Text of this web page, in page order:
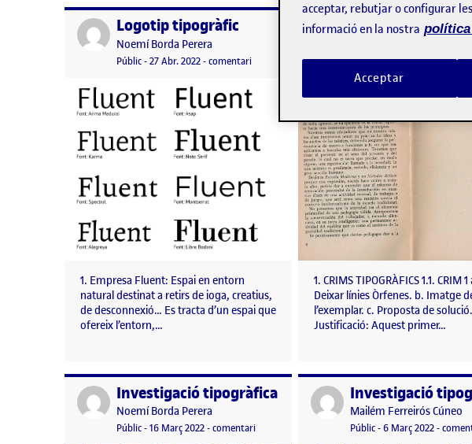
Publicat perLogotip tipogràfic
Publicat per
Noemí Borda Perera
Visibilitat:
Públic-Data de publicació
27 Abr. 20228 juny, 2022 9:38 am
-comentariel Logotip tipogràfic
1. Empresa Fluent: Espai en entorn
natural destinat a retirs de ioga, creatius,
de desconnexió… Es tracta d’un espai que
ofereix l’entorn,…
Publicat per
Visibilitat:
Públic-Data de publicació
12 Abr. 20228 juny,
-
1. CRIMS TIPOGRÀFICS 1.1. CRIM
Deixar línies Òrfenes. b. Imatge
l’exemplar. c. Proposta de
Justificació: Aquest primer…
Publicat perInvestigació tipogràfica
Publicat per
Noemí Borda Perera
Visibilitat:
Públic-Data de publicació
16 Març 20228 juny, 2022 9:37 am
-comentariel Investigació tipogràfica
Publicat perInvestigació
Publicat per
Mailém Ferreirós Cúneo
Visibilitat:
Públic-Data de publicació
6 Març 20226 març,
-
acceptar, rebutjar o configurar
informació en la nostra política
Acceptar